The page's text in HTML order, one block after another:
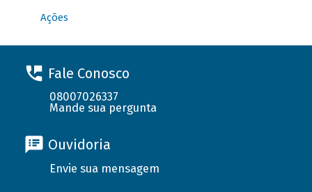
Ações
Fale Conosco
08007026337
Mande sua pergunta
Ouvidoria
Envie sua mensagem